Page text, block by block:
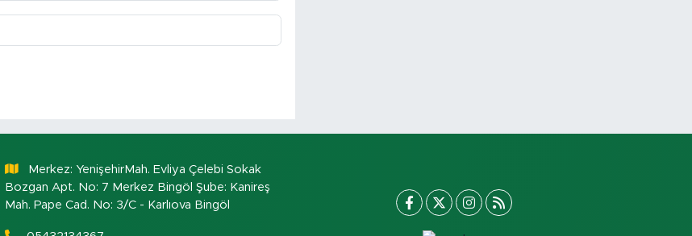
Merkez: YenişehirMah. Evliya Çelebi Sokak
Bozgan Apt. No: 7 Merkez Bingöl Şube: Kanireş
Mah. Pape Cad. No: 3/C - Karlıova Bingöl